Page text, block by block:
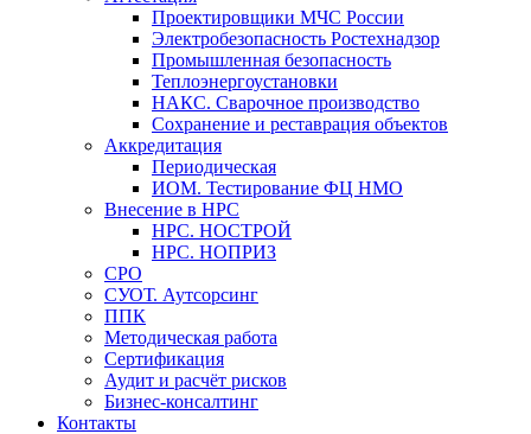
Проектировщики МЧС России
Электробезопасность Ростехнадзор
Промышленная безопасность
Теплоэнергоустановки
НАКС. Сварочное производство
Сохранение и реставрация объектов
Аккредитация
Периодическая
ИОМ. Тестирование ФЦ НМО
Внесение в НРС
НРС. НОСТРОЙ
НРС. НОПРИЗ
СРО
СУОТ. Аутсорсинг
ППК
Методическая работа
Сертификация
Аудит и расчёт рисков
Бизнес-консалтинг
Контакты